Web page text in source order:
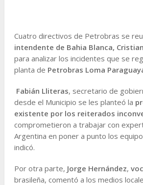
Cuatro directivos de Petrobras se
intendente de Bahia Blanca,
para analizar los incidentes que se
planta de Petrobras Loma
Fabián Lliteras, secretario de
desde el Municipio se les planteó la
existente por los reiterados
comprometieron a trabajar con
Argentina en poner a punto los
indicó.
Por otra parte, Jorge Hernández,
brasileña, comentó a los medios